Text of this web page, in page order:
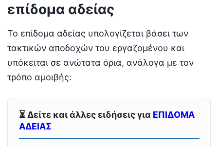
επίδομα αδείας
Το επίδομα αδείας υπολογίζεται βάσει των
τακτικών αποδοχών του εργαζομένου και
υπόκειται σε ανώτατα όρια, ανάλογα με τον
τρόπο αμοιβής:
⏳ Δείτε και άλλες ειδήσεις για ΕΠΙΔΟΜΑ
ΑΔΕΙΑΣ